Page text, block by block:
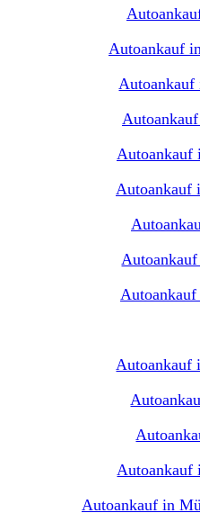
Autoankauf
Autoankauf
Autoankauf
Autoankauf
Autoankauf
Autoankauf in